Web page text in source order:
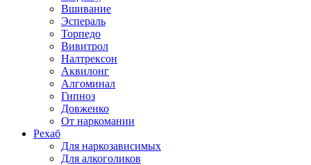
Вшивание
Эспераль
Торпедо
Вивитрол
Налтрексон
Аквилонг
Алгоминал
Гипноз
Довженко
От наркомании
Рехаб
Для наркозависимых
Для алкоголиков